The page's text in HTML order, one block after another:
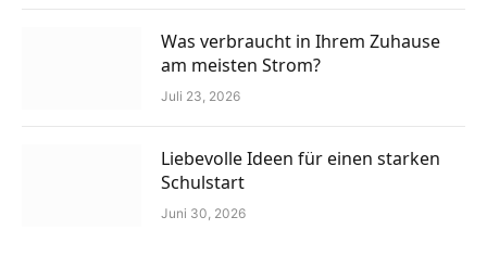
Was verbraucht in Ihrem Zuhause
am meisten Strom?
Juli 23, 2026
Liebevolle Ideen für einen starken
Schulstart
Juni 30, 2026